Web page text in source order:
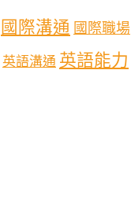
國際溝通 國際職場
英語溝通 英語能力